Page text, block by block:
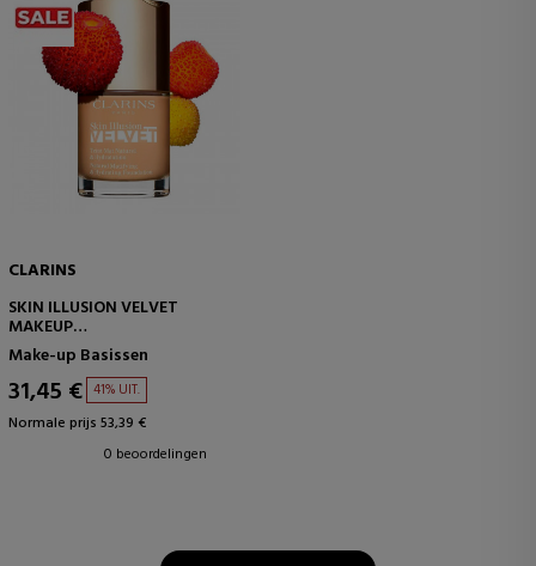
CLARINS
SKIN ILLUSION VELVET
MAKEUP
MATTE FINISH SERUM
Make-up Basissen
31,45 € 41% UIT.
Normale prijs 53,39 €
0 beoordelingen